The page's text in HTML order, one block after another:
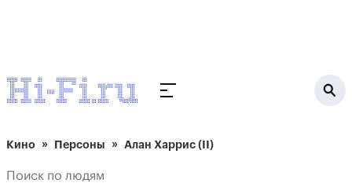
Кино Персоны Алан Харрис (II)
Поиск по людям